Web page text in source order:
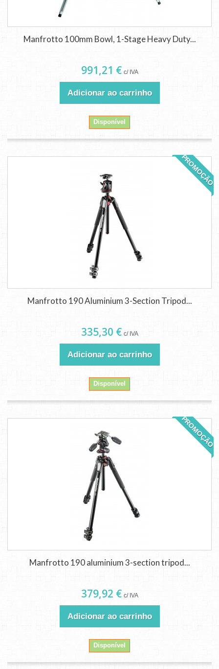
Manfrotto 100mm Bowl, 1-Stage Heavy Duty...
991,21 € c/ IVA
Adicionar ao carrinho
Disponível
PROMOÇÃO
Manfrotto 190 Aluminium 3-Section Tripod...
335,30 € c/ IVA
Adicionar ao carrinho
Disponível
PROMOÇÃO
Manfrotto 190 aluminium 3-section tripod...
379,92 € c/ IVA
Adicionar ao carrinho
Disponível